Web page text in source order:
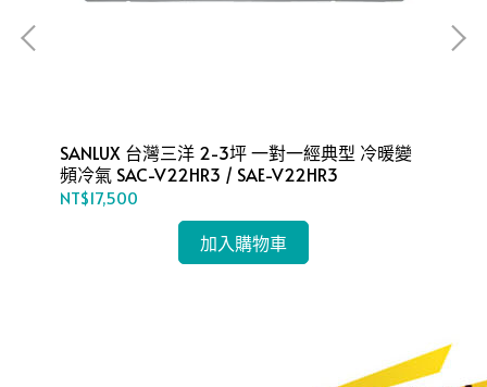
SANLUX 台灣三洋 2-3坪 一對一經典型 冷暖變
頻冷氣 SAC-V22HR3 / SAE-V22HR3
NT$17,500
加入購物車